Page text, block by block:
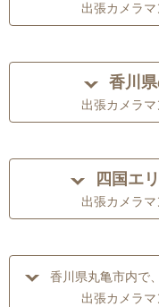
出張カメラ
香川
出張カメラ
四国エ
出張カメラ
香川県丸亀市内で、
出張カメラ